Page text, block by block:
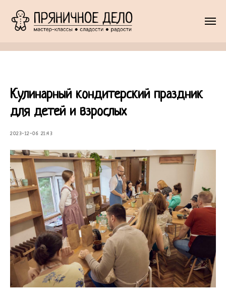
Кулинарный кондитерский праздник
для детей и взрослых
2023-12-06 21:43